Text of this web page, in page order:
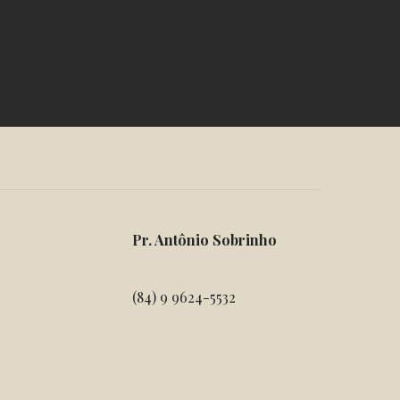
Pr. Antônio Sobrinho
(84) 9 9624-5532